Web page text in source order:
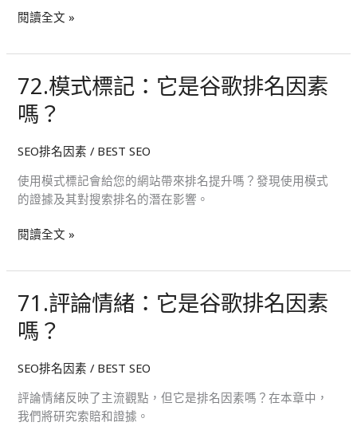
谷
歌
因
素
嗎？
閱讀全文 »
72.模式標記：它是谷歌排名因素
嗎？
SEO排名因素 / BEST SEO
使用模式標記會給您的網站帶來排名提升嗎？發現使用模式
的證據及其對搜索排名的潛在影響。
72.
模
式
記：
它
是
谷
歌
排
素
嗎？
閱讀全文 »
71.評論情緒：它是谷歌排名因素
嗎？
SEO排名因素 / BEST SEO
評論情緒反映了主流觀點，但它是排名因素嗎？在本章中，
我們將研究索賠和證據。
71.
評
論
緒：
它
是
谷